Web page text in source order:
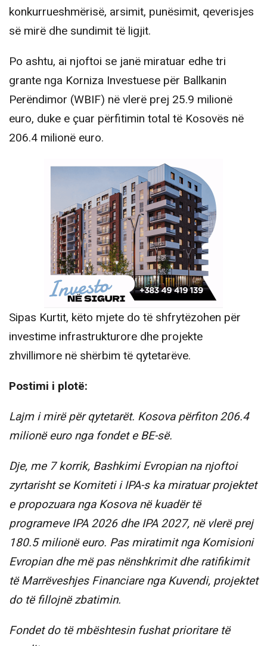
konkurrueshmërisë, arsimit, punësimit, qeverisjes
së mirë dhe sundimit të ligjit.
Po ashtu, ai njoftoi se janë miratuar edhe tri
grante nga Korniza Investuese për Ballkanin
Perëndimor (WBIF) në vlerë prej 25.9 milionë
euro, duke e çuar përfitimin total të Kosovës në
206.4 milionë euro.
Sipas Kurtit, këto mjete do të shfrytëzohen për
investime infrastrukturore dhe projekte
zhvillimore në shërbim të qytetarëve.
Postimi i plotë:
Lajm i mirë për qytetarët. Kosova përfiton 206.4
milionë euro nga fondet e BE-së.
Dje, me 7 korrik, Bashkimi Evropian na njoftoi
zyrtarisht se Komiteti i IPA-s ka miratuar projektet
e propozuara nga Kosova në kuadër të
programeve IPA 2026 dhe IPA 2027, në vlerë prej
180.5 milionë euro. Pas miratimit nga Komisioni
Evropian dhe më pas nënshkrimit dhe ratifikimit
të Marrëveshjes Financiare nga Kuvendi, projektet
do të fillojnë zbatimin.
Fondet do të mbështesin fushat prioritare të